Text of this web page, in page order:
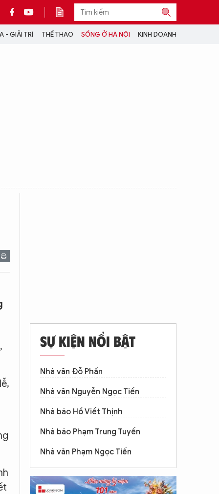
- GIẢI TRÍ THỂ THAO SỐNG Ở HÀ NỘI KINH DOANH
SỰ KIỆN NỔI BẬT
Nhà văn Đỗ Phấn
Nhà văn Nguyễn Ngọc Tiến
Nhà báo Hồ Viết Thịnh
Nhà báo Phạm Trung Tuyến
Nhà văn Phạm Ngọc Tiến